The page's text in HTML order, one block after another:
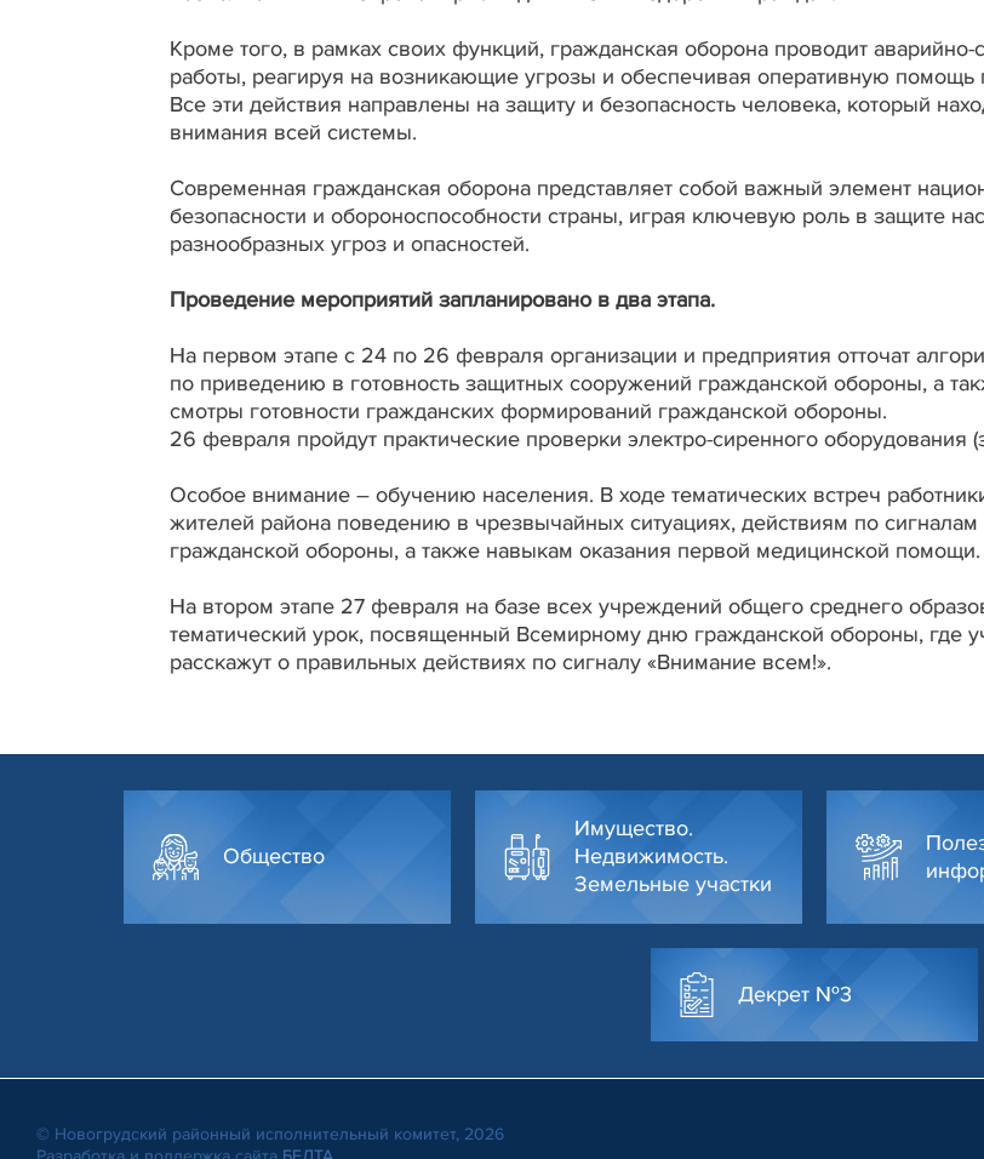
Кроме того, в рамках своих функций, гражданская оборона проводит аварийно-
работы, реагируя на возникающие угрозы и обеспечивая оперативную помощь
Все эти действия направлены на защиту и безопасность человека, который
внимания всей системы.
Современная гражданская оборона представляет собой важный элемент
безопасности и обороноспособности страны, играя ключевую роль в защите
разнообразных угроз и опасностей.
Проведение мероприятий запланировано в два этапа.
На первом этапе с 24 по 26 февраля организации и предприятия отточат
по приведению в готовность защитных сооружений гражданской обороны, а
смотры готовности гражданских формирований гражданской обороны.
26 февраля пройдут практические проверки электро-сиренного оборудования
Особое внимание – обучению населения. В ходе тематических встреч
жителей района поведению в чрезвычайных ситуациях, действиям по
гражданской обороны, а также навыкам оказания первой медицинской помощи.
На втором этапе 27 февраля на базе всех учреждений общего среднего
тематический урок, посвященный Всемирному дню гражданской обороны, где
расскажут о правильных действиях по сигналу «Внимание всем!».
Общество
Имущество.
Недвижимость.
Земельные участки
Декрет №3
© Новогрудский районный исполнительный комитет, 2026